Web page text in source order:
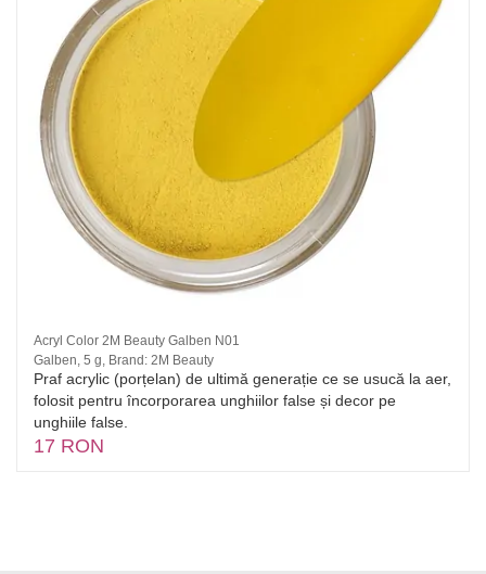
Acryl Color 2M Beauty Galben N01
Galben, 5 g, Brand: 2M Beauty
Praf acrylic (porțelan) de ultimă generație ce se usucă la aer,
folosit pentru încorporarea unghiilor false și decor pe
unghiile false.
17 RON